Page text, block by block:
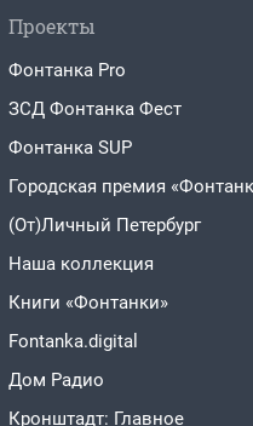
Проекты
Фонтанка Pro
ЗСД Фонтанка Фест
Фонтанка SUP
Городская премия
(От)Личный Петербург
Наша коллекция
Книги «Фонтанки»
Fontanka.digital
Дом Радио
Кронштадт: Главное